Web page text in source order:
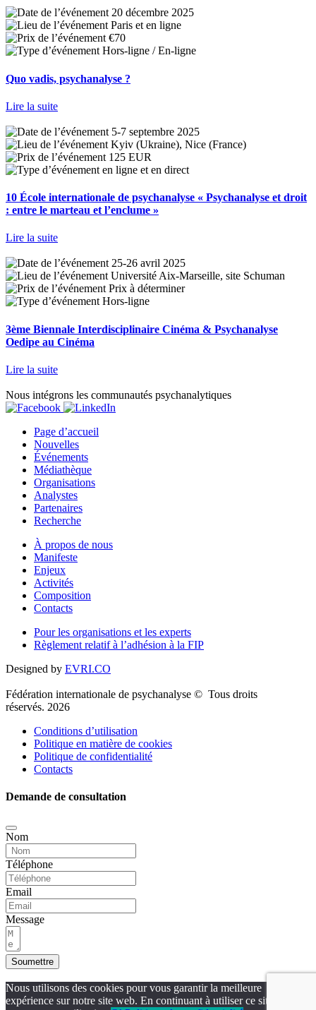
20 décembre 2025
Paris et en ligne
€70
Hors-ligne / En-ligne
Quo vadis, psychanalyse ?
Lire la suite
5-7 septembre 2025
Kyiv (Ukraine), Nice (France)
125 EUR
en ligne et en direct
10 École internationale de psychanalyse « Psychanalyse et droit
: entre le marteau et l’enclume »
Lire la suite
25-26 avril 2025
Université Aix-Marseille, site Schuman
Prix à déterminer
Hors-ligne
3ème Biennale Interdisciplinaire Cinéma & Psychanalyse
Oedipe au Cinéma
Lire la suite
Nous intégrons les communautés psychanalytiques
Page d’accueil
Nouvelles
Événements
Médiathèque
Organisations
Analystes
Partenaires
Recherche
À propos de nous
Manifeste
Enjeux
Activités
Composition
Contacts
Pour les organisations et les experts
Règlement relatif à l’adhésion à la FIP
Designed by EVRI.CO
Fédération internationale de psychanalyse © Tous droits
réservés. 2026
Conditions d’utilisation
Politique en matière de cookies
Politique de confidentialité
Contacts
Demande de consultation
Nom
Téléphone
Email
Message
Soumettre
Nous utilisons des cookies pour vous garantir la meilleure
expérience sur notre site web. En continuant à utiliser ce site, vous